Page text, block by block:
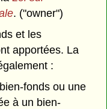
. ("owner")
et les
apportées. La
:
fonds ou une
à un bien-